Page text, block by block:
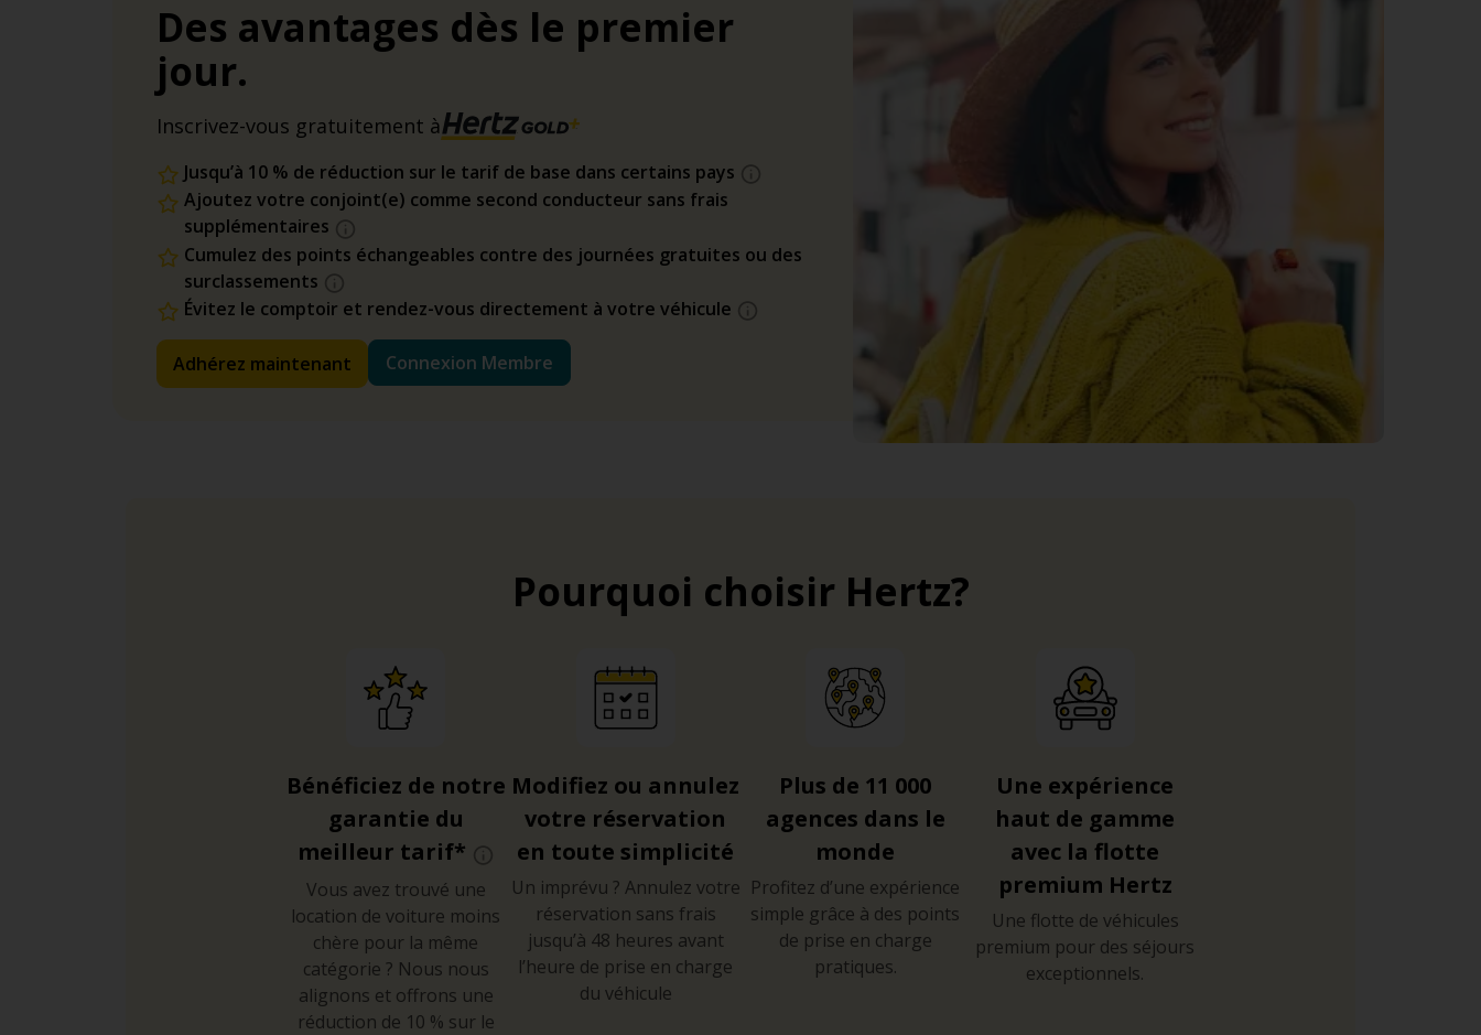
Des avantages dès le premier
jour.
Inscrivez-vous gratuitement à
Jusqu’à 10 % de réduction sur le tarif de base dans certains pays
Ajoutez votre conjoint(e) comme second conducteur sans frais
supplémentaires
Cumulez des points échangeables contre des journées gratuites ou des
surclassements
Évitez le comptoir et rendez-vous directement à votre véhicule
Adhérez maintenant Connexion Membre
Pourquoi choisir Hertz?
Bénéficiez de notre
garantie du
meilleur tarif*
Vous avez trouvé une
location de voiture moins
chère pour la même
catégorie ? Nous nous
alignons et offrons une
réduction de 10 % sur le
Modifiez ou annulez
votre réservation
en toute simplicité
Un imprévu ? Annulez votre
réservation sans frais
jusqu’à 48 heures avant
l’heure de prise en charge
du véhicule
Plus de 11 000
agences dans le
monde
Profitez d’une expérience
simple grâce à des points
de prise en charge
pratiques.
Une expérience
haut de gamme
avec la flotte
premium Hertz
Une flotte de véhicules
premium pour des séjours
exceptionnels.